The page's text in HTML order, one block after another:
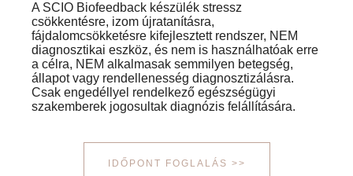
A SCIO Biofeedback készülék stressz
csökkentésre, izom újratanításra,
fájdalomcsökketésre kifejlesztett rendszer, NEM
diagnosztikai eszköz, és nem is használhatóak erre
a célra, NEM alkalmasak semmilyen betegség,
állapot vagy rendellenesség diagnosztizálásra.
Csak engedéllyel rendelkező egészségügyi
szakemberek jogosultak diagnózis felállítására.
IDŐPONT FOGLALÁS >>